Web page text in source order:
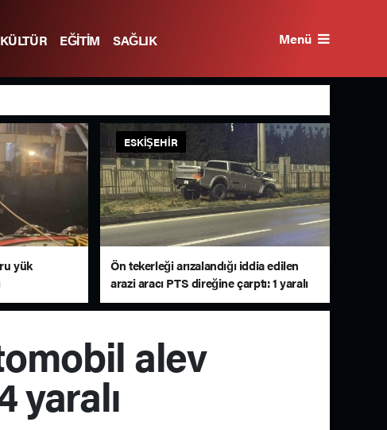
KÜLTÜR EĞİTİM
SAĞLIK
Menü
yük
ESKIŞEHIR
Ön tekerleği arızalandığı iddia edilen
arazi aracı PTS direğine çarptı: 1 yaralı
alev
yaralı